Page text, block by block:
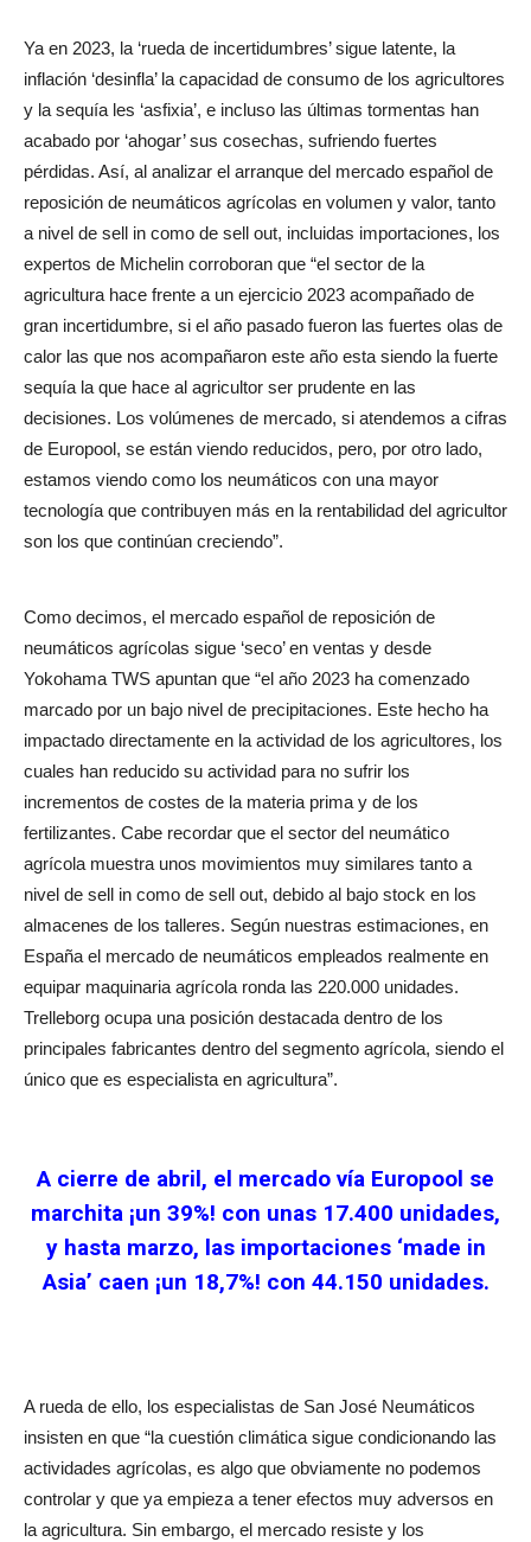
Ya en 2023, la ‘rueda de incertidumbres’ sigue latente, la
inflación ‘desinfla’ la capacidad de consumo de los agricultores
y la sequía les ‘asfixia’, e incluso las últimas tormentas han
acabado por ‘ahogar’ sus cosechas, sufriendo fuertes
pérdidas. Así, al analizar el arranque del mercado español de
reposición de neumáticos agrícolas en volumen y valor, tanto
a nivel de sell in como de sell out, incluidas importaciones, los
expertos de Michelin corroboran que “el sector de la
agricultura hace frente a un ejercicio 2023 acompañado de
gran incertidumbre, si el año pasado fueron las fuertes olas de
calor las que nos acompañaron este año esta siendo la fuerte
sequía la que hace al agricultor ser prudente en las
decisiones. Los volúmenes de mercado, si atendemos a cifras
de Europool, se están viendo reducidos, pero, por otro lado,
estamos viendo como los neumáticos con una mayor
tecnología que contribuyen más en la rentabilidad del agricultor
son los que continúan creciendo”.
Como decimos, el mercado español de reposición de
neumáticos agrícolas sigue ‘seco’ en ventas y desde
Yokohama TWS apuntan que “el año 2023 ha comenzado
marcado por un bajo nivel de precipitaciones. Este hecho ha
impactado directamente en la actividad de los agricultores, los
cuales han reducido su actividad para no sufrir los
incrementos de costes de la materia prima y de los
fertilizantes. Cabe recordar que el sector del neumático
agrícola muestra unos movimientos muy similares tanto a
nivel de sell in como de sell out, debido al bajo stock en los
almacenes de los talleres. Según nuestras estimaciones, en
España el mercado de neumáticos empleados realmente en
equipar maquinaria agrícola ronda las 220.000 unidades.
Trelleborg ocupa una posición destacada dentro de los
principales fabricantes dentro del segmento agrícola, siendo el
único que es especialista en agricultura”.
A cierre de abril, el mercado vía Europool se
marchita ¡un 39%! con unas 17.400 unidades,
y hasta marzo, las importaciones ‘made in
Asia’ caen ¡un 18,7%! con 44.150 unidades.
A rueda de ello, los especialistas de San José Neumáticos
insisten en que “la cuestión climática sigue condicionando las
actividades agrícolas, es algo que obviamente no podemos
controlar y que ya empieza a tener efectos muy adversos en
la agricultura. Sin embargo, el mercado resiste y los